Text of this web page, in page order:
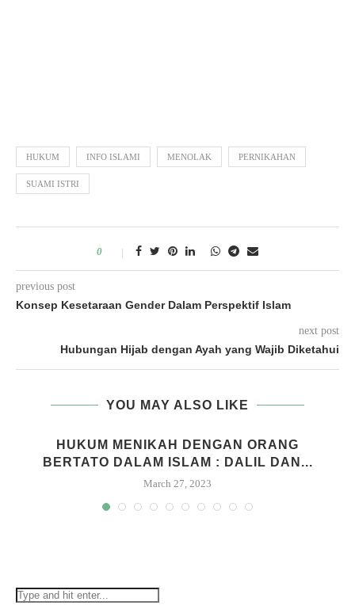
HUKUM INFO ISLAMI MENOLAK PERNIKAHAN
SUAMI ISTRI
0
previous post
Konsep Kesetaraan Gender Dalam Perspektif Islam
next post
Hubungan Hijab dengan Ayah yang Wajib Diketahui
YOU MAY ALSO LIKE
HUKUM MENIKAH DENGAN ORANG
BERTATO DALAM ISLAM : DALIL DAN...
March 27, 2023